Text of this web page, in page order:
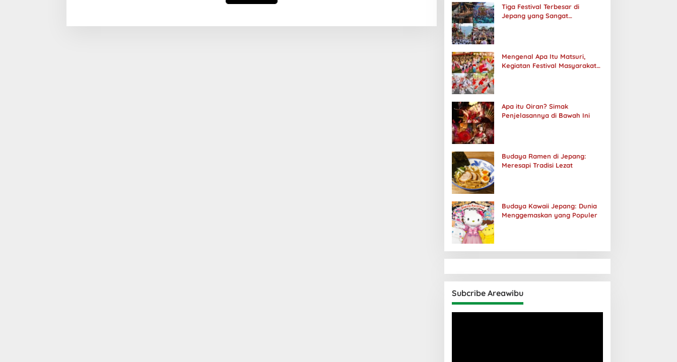
Tiga Festival Terbesar di
Jepang yang Sangat
Mengenal Apa Itu Matsuri,
Kegiatan Festival Masyarakat
Apa itu Oiran? Simak
Penjelasannya di Bawah Ini
Budaya Ramen di Jepang:
Meresapi Tradisi Lezat
Budaya Kawaii Jepang: Dunia
Menggemaskan yang Populer
Subcribe Areawibu